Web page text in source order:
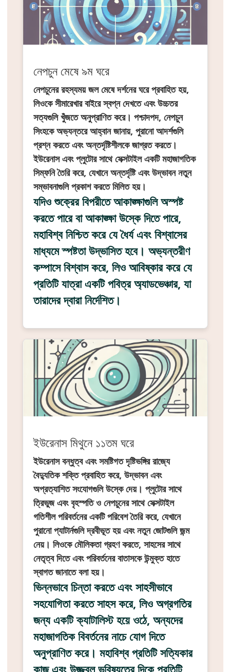
নেপচুন মেষে ৯ম ঘরে
নেপচুনের রহস্যময় জল মেষে দর্শনের ঘরে প্রবাহিত হয়,
লিওকে সীমারেখার বাইরে স্বপ্ন দেখতে এবং উচ্চতর
সত্যগুলি খুঁজতে অনুপ্রাণিত করে। পশ্চাদপদ, নেপচুন
সিংহকে অভ্যন্তরে আহ্বান জানায়, পুরানো আদর্শগুলি
প্রশ্ন করতে এবং অন্তর্দৃষ্টিশীলকে জাগ্রত করতে।
ইউরেনাস এবং প্লুটোর সাথে সেক্সটাইল একটি মহাজাগতিক
সিম্ফনি তৈরি করে, যেখানে অন্তর্দৃষ্টি এবং উদ্ভাবন নতুন
সম্ভাবনাগুলি প্রকাশ করতে মিলিত হয়।
যদিও শুক্রের বিপরীতে আকাঙ্ক্ষাগুলি অস্পষ্ট
করতে পারে বা আকাঙ্ক্ষা উস্কে দিতে পারে,
মহাবিশ্ব নিশ্চিত করে যে ধৈর্য এবং বিশ্বাসের
মাধ্যমে স্পষ্টতা উদ্ভাসিত হবে। অভ্যন্তরীণ
কম্পাসে বিশ্বাস করে, লিও আবিষ্কার করে যে
প্রতিটি যাত্রা একটি পবিত্র অ্যাডভেঞ্চার, যা
তারাদের দ্বারা নির্দেশিত।
ইউরেনাস মিথুনে ১১তম ঘরে
ইউরেনাস বন্ধুত্ব এবং সমষ্টিগত দৃষ্টিভঙ্গির রাজ্যে
বৈদ্যুতিক শক্তি প্রবাহিত করে, উদ্ভাবন এবং
অপ্রত্যাশিত সংযোগগুলি উস্কে দেয়। প্লুটোর সাথে
ত্রিভুজ এবং বৃহস্পতি ও নেপচুনের সাথে সেক্সটাইল
গতিশীল পরিবর্তনের একটি পরিবেশ তৈরি করে, যেখানে
পুরানো প্যাটার্নগুলি দ্রবীভূত হয় এবং নতুন জোটগুলি জন্ম
নেয়। লিওকে মৌলিকতা গ্রহণ করতে, সাহসের সাথে
নেতৃত্ব দিতে এবং পরিবর্তনের বাতাসকে উন্মুক্ত হাতে
স্বাগত জানাতে বলা হয়।
ভিন্নভাবে চিন্তা করতে এবং সাহসীভাবে
সহযোগিতা করতে সাহস করে, লিও অগ্রগতির
জন্য একটি ক্যাটালিস্ট হয়ে ওঠে, অন্যদের
মহাজাগতিক বিবর্তনের নাচে যোগ দিতে
অনুপ্রাণিত করে। মহাবিশ্ব প্রতিটি সত্যিকার